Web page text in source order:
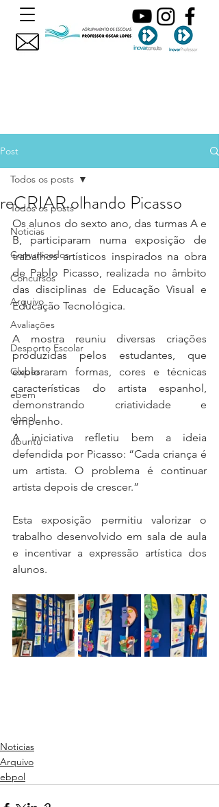
Post
Todos os posts
Noticias
Comunicados
Concursos
Arquivo
Avaliações
Desporto Escolar
Clubes
ebem
ebpol
ubuntu
Todos os posts
reCRIAR olhando Picasso
Os alunos do sexto ano, das turmas A e
B, participaram numa exposição de
trabalhos artísticos inspirados na obra
de Pablo Picasso, realizada no âmbito
das disciplinas de Educação Visual e
Educação Tecnológica.
A mostra reuniu diversas criações
produzidas pelos estudantes, que
exploraram formas, cores e técnicas
características do artista espanhol,
demonstrando criatividade e
empenho.
A iniciativa refletiu bem a ideia
defendida por Picasso: “Cada criança é
um artista. O problema é continuar
artista depois de crescer.”
Esta exposição permitiu valorizar o
trabalho desenvolvido em sala de aula
e incentivar a expressão artística dos
alunos.
Noticias
Arquivo
ebpol